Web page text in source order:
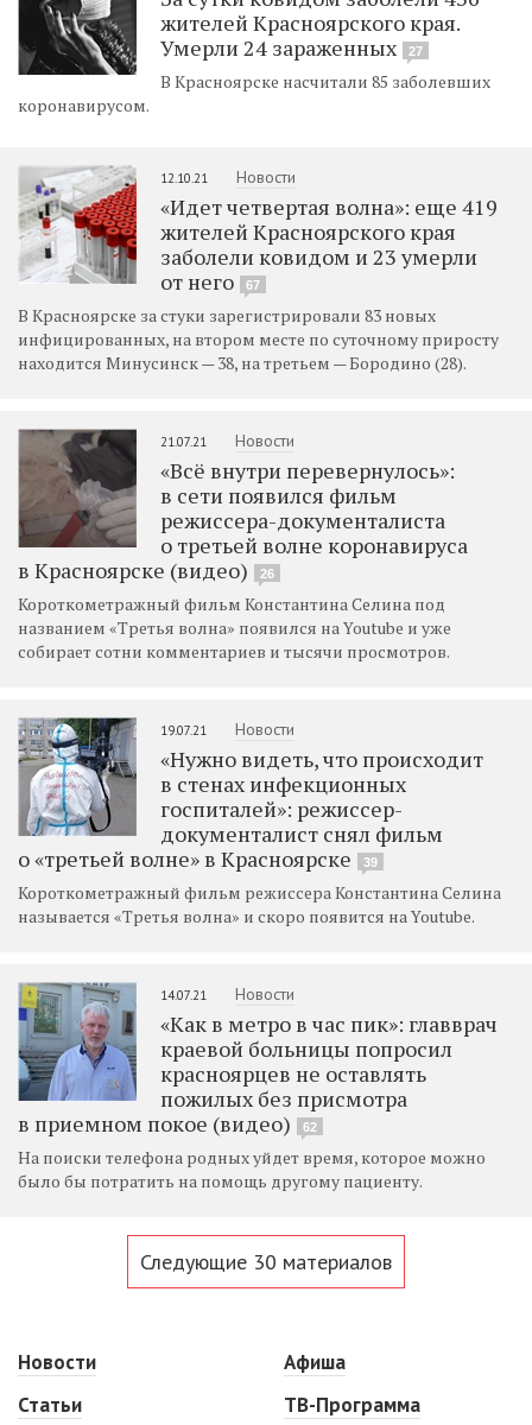
жителей Красноярского края.
Умерли 24 зараженных
27
В Красноярске насчитали 85 заболевших
коронавирусом.
12.10.21 Новости
«Идет четвертая волна»: еще 419
жителей Красноярского края
заболели ковидом и 23 умерли
от него
67
В Красноярске за стуки зарегистрировали 83 новых
инфицированных, на втором месте по суточному приросту
находится Минусинск — 38, на третьем — Бородино (28).
21.07.21 Новости
«Всё внутри перевернулось»:
в сети появился фильм
режиссера-документалиста
о третьей волне коронавируса
в Красноярске (видео)
26
Короткометражный фильм Константина Селина под
названием «Третья волна» появился на Youtube и уже
собирает сотни комментариев и тысячи просмотров.
19.07.21 Новости
«Нужно видеть, что происходит
в стенах инфекционных
госпиталей»: режиссер-
документалист снял фильм
о «третьей волне» в Красноярске
39
Короткометражный фильм режиссера Константина Селина
называется «Третья волна» и скоро появится на Youtube.
14.07.21 Новости
«Как в метро в час пик»: главврач
краевой больницы попросил
красноярцев не оставлять
пожилых без присмотра
в приемном покое (видео)
62
На поиски телефона родных уйдет время, которое можно
было бы потратить на помощь другому пациенту.
Следующие 30 материалов
Новости
Статьи
Афиша
ТВ-Программа